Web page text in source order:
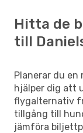
Hitta de
till
Planerar du en
hjälper dig att
flygalternativ
tillgång till
jämföra